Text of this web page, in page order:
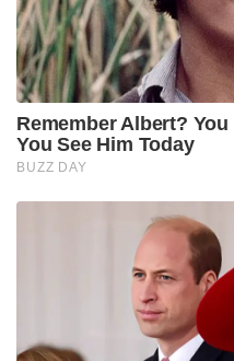
Remember Albert?
You See Him Today
BUZZ DAY